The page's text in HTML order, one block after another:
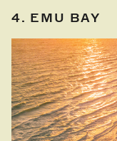
4. EMU BAY